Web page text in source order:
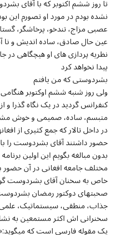
تا روز ششم اکتوبر که با آقای
نشده بودم در مورد او تصورم
عصبی مزاج، تندخو، پرخاشگر،
عین حال صادق، ساده اندیش و نا
نظریه پردازی های او هیچگاهی
پیدا نخواهد کرد
بشردوستی که من یافتم
ولی روز شنبه ششم اوکتوبر
کنفرانس گردید در یک نگاه گذرا
متبسم، ساده، صمیمی و خوش
در داخل تالار که جمع کثیری از
حضور داشتند آقای بشردوست را
بدون مبالغه بگویم این اولین
مختلف جامعه افغانی در آن حضور
خاص به سخنان آقای بشردوست
صحبتهای دوکتور رمضان
جذاب، منطقی، سیستماتیک، علمی
سخنرانی اش اکثر مستمعین به
یک مقوله فارسی است که